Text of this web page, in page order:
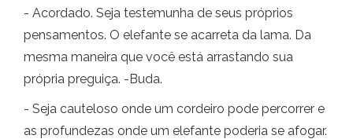
- Acordado. Seja testemunha de seus próprios
pensamentos. O elefante se acarreta da lama. Da
mesma maneira que você está arrastando sua
própria preguiça. -Buda.
- Seja cauteloso onde um cordeiro pode percorrer e
as profundezas onde um elefante poderia se afogar.